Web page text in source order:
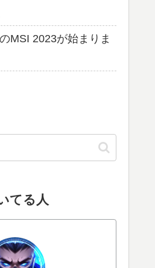
ンピオン選びに迷っ
にもおすすめ！最
ッドは？買い替えが
なゲーミングマウス
との違いも解説！
初心者でも劇的にや
MSI 2023が始まりま